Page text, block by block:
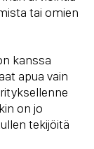
tai omien
kanssa
apua vain
on jo
tekijöitä